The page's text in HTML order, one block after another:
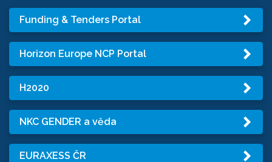
Funding & Tenders Portal
Horizon Europe NCP Portal
H2020
NKC GENDER a věda
EURAXESS ČR